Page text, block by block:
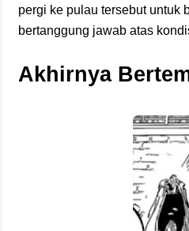
pergi ke pulau tersebut untuk
bertanggung jawab atas
Akhirnya